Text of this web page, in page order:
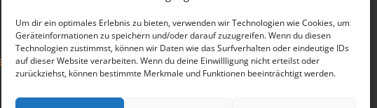
Um dir ein optimales Erlebnis zu bieten, verwenden wir Technologien wie Cookies, um
Geräteinformationen zu speichern und/oder darauf zuzugreifen. Wenn du diesen
Technologien zustimmst, können wir Daten wie das Surfverhalten oder eindeutige IDs
auf dieser Website verarbeiten. Wenn du deine Einwillligung nicht erteilst oder
zurückziehst, können bestimmte Merkmale und Funktionen beeinträchtigt werden.